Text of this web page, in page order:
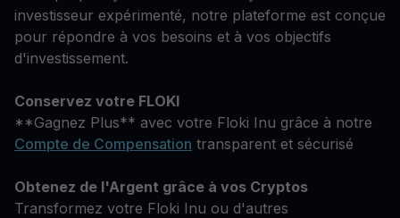
investisseur expérimenté, notre plateforme est conçue
pour répondre à vos besoins et à vos objectifs
d'investissement.
Conservez votre FLOKI
**Gagnez Plus** avec votre Floki Inu grâce à notre
Compte de Compensation transparent et sécurisé
Obtenez de l'Argent grâce à vos Cryptos
Transformez votre Floki Inu ou d'autres